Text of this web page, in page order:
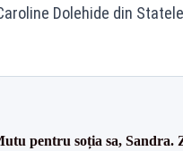
Dolehide din
pentru soția sa, Sandra.